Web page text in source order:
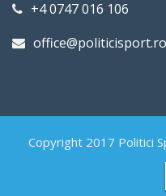
+4 0747 016 106
office@politicisport.ro
Copyright 2017 Politici